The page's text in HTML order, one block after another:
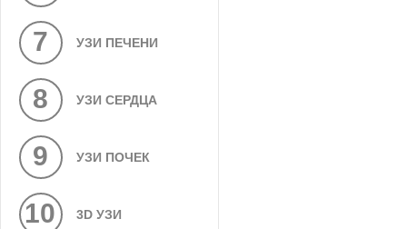
7 УЗИ ПЕЧЕНИ
8 УЗИ СЕРДЦА
9 УЗИ ПОЧЕК
10 3D УЗИ